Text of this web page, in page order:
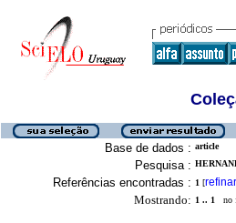
Base de dados : article
Pesquisa :
Referências encontradas : 1 [refinar
Mostrando: 1 .. 1 no